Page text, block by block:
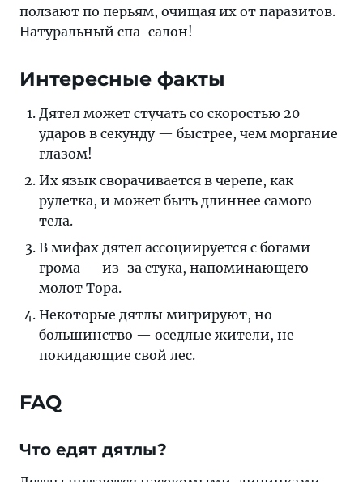
ползают по перьям, очищая их от паразитов.
Натуральный спа-салон!
Интересные факты
Дятел может стучать со скоростью 20
ударов в секунду — быстрее, чем моргание
глазом!
Их язык сворачивается в черепе, как
рулетка, и может быть длиннее самого
тела.
В мифах дятел ассоциируется с богами
грома — из-за стука, напоминающего
молот Тора.
Некоторые дятлы мигрируют, но
большинство — оседлые жители, не
покидающие свой лес.
FAQ
Что едят дятлы?